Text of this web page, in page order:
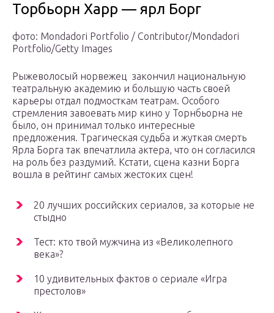
Торбьорн Харр — ярл Борг
фото: Mondadori Portfolio / Contributor/Mondadori
Portfolio/Getty Images
Рыжеволосый норвежец закончил национальную
театральную академию и большую часть своей
карьеры отдал подмосткам театрам. Особого
стремления завоевать мир кино у Торнбьорна не
было, он принимал только интересные
предложения. Трагическая судьба и жуткая смерть
Ярла Борга так впечатлила актера, что он согласился
на роль без раздумий. Кстати, сцена казни Борга
вошла в рейтинг самых жестоких сцен!
20 лучших российских сериалов, за которые не
стыдно
Тест: кто твой мужчина из «Великолепного
века»?
10 удивительных фактов о сериале «Игра
престолов»